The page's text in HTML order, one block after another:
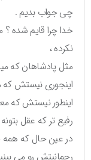
چی جواب بدیم .
خدا چرا قایم شده ؟
نکرده ،
مثل پادشاهان که
اینجوری نیستش که
اینطور نیستش که
رفیع تر که عقل
در عین حال که همه
رحمانیتش رو می